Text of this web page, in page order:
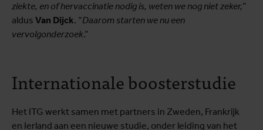
ziekte, en of hervaccinatie nodig is, weten we nog niet zeker,”
aldus Van Dijck. “Daarom starten we nu een
vervolgonderzoek.”
Internationale boosterstudie
Het ITG werkt samen met partners in Zweden, Frankrijk
en Ierland aan een nieuwe studie, onder leiding van het